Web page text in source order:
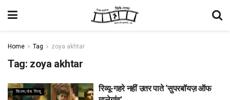
Home Tag zoya akhtar
Tag: zoya akhtar
फिल्म/वेब रिव्यू
रिव्यू-गहरे नहीं उतर पाते ‘सुपरबॉयज़ ऑफ